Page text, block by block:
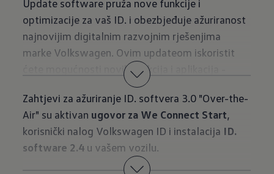
Update software pruža nove funkcije i
optimizacije za vaš ID. i obezbjeđuje ažuriranost
najnovijim digitalnim razvojnim rješenjima
marke Volkswagen. Ovim updateom iskoristit
ćete mogućnosti novih funkcija i aplikacija -
jednostavno "Over-the-Air".
Zahtjevi za ažuriranje ID. softvera 3.0 "Over-the-
Air" su aktivan ugovor za We Connect Start,
korisnički nalog Volkswagen ID i instalacija ID.
software 2.4 u vašem vozilu.